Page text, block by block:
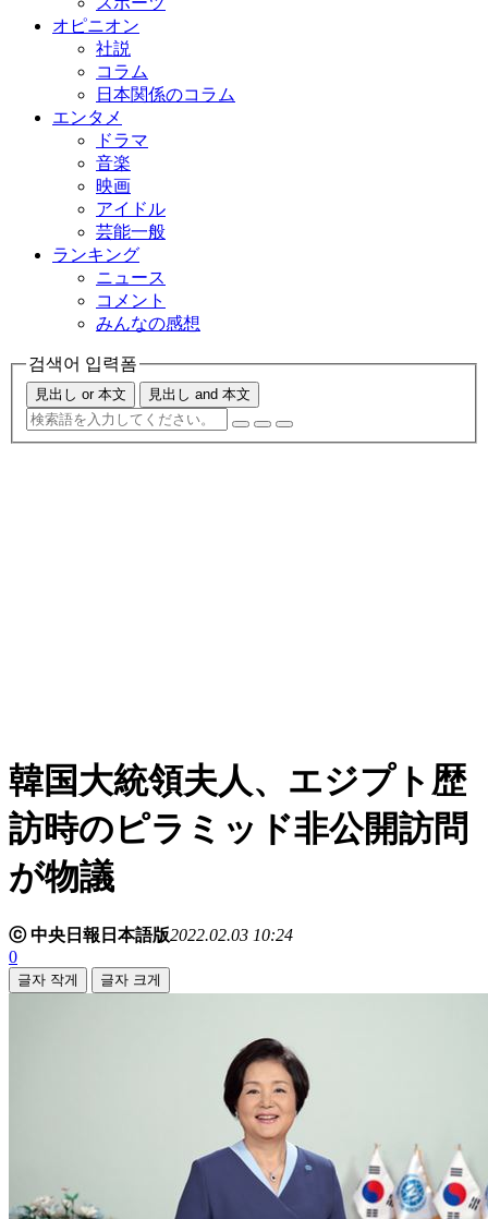
オピニオン
社説
コラム
日本関係のコラム
エンタメ
ドラマ
音楽
映画
アイドル
芸能一般
ランキング
ニュース
コメント
みんなの感想
검색어 입력폼
見出し or 本文 見出し and 本文
韓国大統領夫人、エジプト歴
訪時のピラミッド非公開訪問
が物議
ⓒ 中央日報日本語版2022.02.03 10:24
0
글자 작게 글자 크게